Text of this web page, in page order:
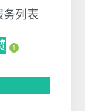
务列表
1